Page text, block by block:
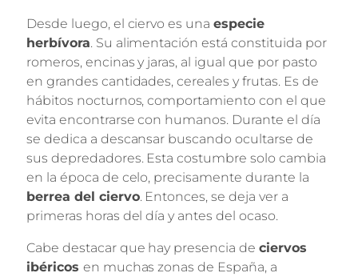
Desde luego, el ciervo es unaespecie
herbívora. Su alimentación está constituida por
romeros, encinas y jaras, al igual que por pasto
en grandes cantidades, cereales y frutas. Es de
hábitos nocturnos, comportamiento con el que
evita encontrarse con humanos. Durante el día
se dedica a descansar buscando ocultarse de
sus depredadores. Esta costumbre solo cambia
en la época de celo, precisamente durante la
berrea del ciervo. Entonces, se deja ver a
primeras horas del día y antes del ocaso.
Cabe destacar que hay presencia de ciervos
ibéricos en muchas zonas de España, a